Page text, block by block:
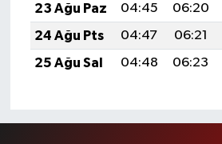
23 Ağu Paz
04:45 06:20
24 Ağu Pts
04:47 06:21
25 Ağu Sal
04:48 06:23